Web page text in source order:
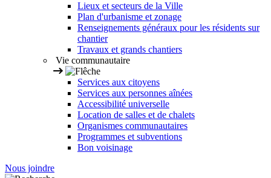
Lieux et secteurs de la Ville
Plan d'urbanisme et zonage
Renseignements généraux pour les résidents sur
chantier
Travaux et grands chantiers
Vie communautaire
Services aux citoyens
Services aux personnes aînées
Accessibilité universelle
Location de salles et de chalets
Organismes communautaires
Programmes et subventions
Bon voisinage
Nous joindre